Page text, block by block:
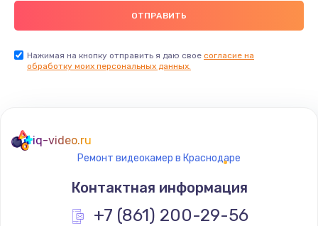
Заказать
Замена термостата
1200 руб.
Заказать
Нажимая на кнопку отправить я даю свое согласие на
обработку моих персональных данных.
iq-video.ru
Ремонт видеокамер в Краснодаре
Контактная информация
+7 (861) 200-29-56